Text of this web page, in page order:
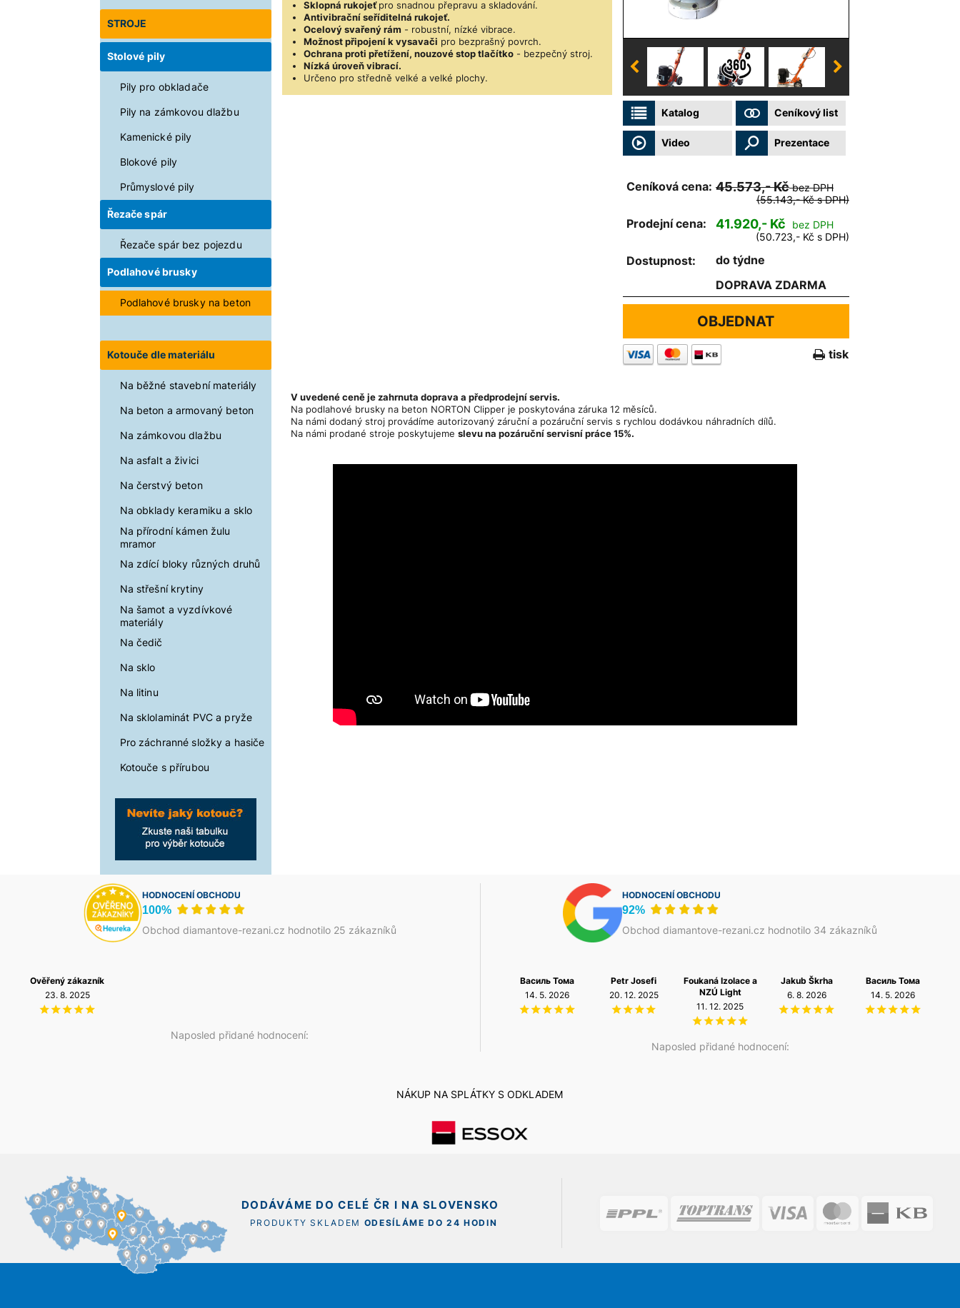
STROJE
Stolové pily
Pily pro obkladače
Pily na zámkovou dlažbu
Kamenické pily
Blokové pily
Průmyslové pily
Řezače spár
Řezače spár bez pojezdu
Podlahové brusky
Podlahové brusky na beton
Kotouče dle materiálu
Na běžné stavební materiály
Na beton a armovaný beton
Na zámkovou dlažbu
Na asfalt a živici
Na čerstvý beton
Na obklady keramiku a sklo
Na přírodní kámen žulu
mramor
Na zdící bloky různých druhů
Na střešní krytiny
Na šamot a vyzdívkové
materiály
Na čedič
Na sklo
Na litinu
Na sklolaminát PVC a pryže
Pro záchranné složky a hasiče
Kotouče s přírubou
Sklopná rukojeťpro snadnou přepravu a skladování.
Antivibrační seříditelná rukojeť.
Ocelový svařený rám - robustní, nízké vibrace.
Možnost připojení k vysavači pro bezprašný povrch.
Ochrana proti přetížení, nouzové stop tlačítko- bezpečný stroj.
Nízká úroveň vibrací.
Určeno pro středně velké a velké plochy.
Katalog Ceníkový list
Video Prezentace
Ceníková cena: 45.573,- Kčbez DPH
(55.143,- Kč s DPH)
Prodejní cena: 41.920,- Kč
bez DPH
(50.723,- Kč s DPH)
Dostupnost:
do týdne
DOPRAVA ZDARMA
OBJEDNAT
tisk
V uvedené ceně je zahrnuta doprava a předprodejní servis.
Na podlahové brusky na beton NORTON Clipper je poskytována záruka 12 měsíců.
Na námi dodaný stroj provádíme autorizovaný záruční a pozáruční servis s rychlou dodávkou náhradních dílů.
Na námi prodané stroje poskytujeme slevu na pozáruční servisní práce 15%.
HODNOCENÍ OBCHODU
100%
Obchod diamantove-rezani.cz hodnotilo 25 zákazníků
Naposled přidané hodnocení:
Ověřený zákazník
23. 8. 2025
HODNOCENÍ OBCHODU
92%
Obchod diamantove-rezani.cz hodnotilo 34 zákazníků
Naposled přidané hodnocení:
Василь Тома
14. 5. 2026
Petr Josefi
20. 12. 2025
Foukaná Izolace a
NZÚ Light
11. 12. 2025
Jakub Škrha
6. 8. 2026
Василь Тома
14. 5. 2026
Jakub Škrha
NÁKUP NA SPLÁTKY S ODKLADEM
DODÁVÁME DO CELÉ ČR I NA SLOVENSKO
PRODUKTY SKLADEM ODESÍLÁME DO 24 HODIN